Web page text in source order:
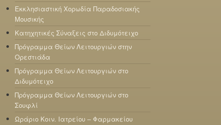
Εκκλησιαστική Χορωδία Παραδοσιακής
Μουσικής
Κατηχητικές Σύναξεις στο Διδυμότειχο
Πρόγραμμα Θείων Λειτουργιών στην
Ορεστιάδα
Πρόγραμμα Θείων Λειτουργιών στο
Διδυμότειχο
Πρόγραμμα Θείων Λειτουργιών στο
Σουφλί
Ωράριο Κοιν. Ιατρείου – Φαρμακείου